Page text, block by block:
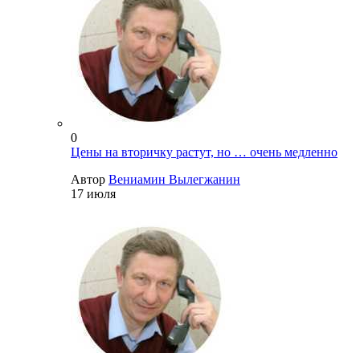
0
Цены на вторичку растут, но … очень медленно
Автор Вениамин Вылегжанин
17 июля